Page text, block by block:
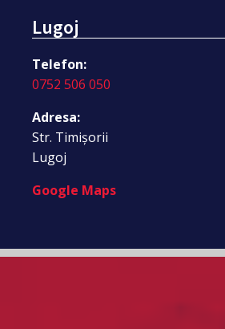
Lugoj
Telefon:
0752 506 050
Adresa:
Str. Timișorii
Lugoj
Google Maps